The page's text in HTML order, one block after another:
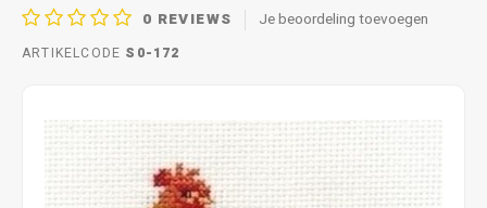
0 REVIEWS Je beoordeling toevoegen
ARTIKELCODE S0-172